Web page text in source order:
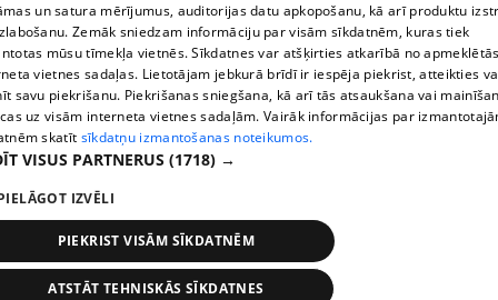
TВ-программа
Условия договора
360 Ziņu kontakti
Helio Media
Служба помощи портала: э-почта -
All rights reserved.
un satura mērījumus, auditorijas datu apkopošanu, kā arī produktu
Zemāk sniedzam informāciju par visām sīkdatnēm, kuras tiek
mūsu tīmekļa vietnēs. Sīkdatnes var atšķirties atkarībā no
vietnes sadaļas. Lietotājam jebkurā brīdī ir iespēja piekrist, atteikties
savu piekrišanu. Piekrišanas sniegšana, kā arī tās atsaukšana vai
uz visām interneta vietnes sadaļām. Vairāk informācijas par
skatīt sīkdatņu izmantošanas noteikumos.
VISUS PARTNERUS (1718) →
IZVĒLI
PIEKRIST VISĀM SĪKDATNĒM
ATSTĀT TEHNISKĀS SĪKDATNES